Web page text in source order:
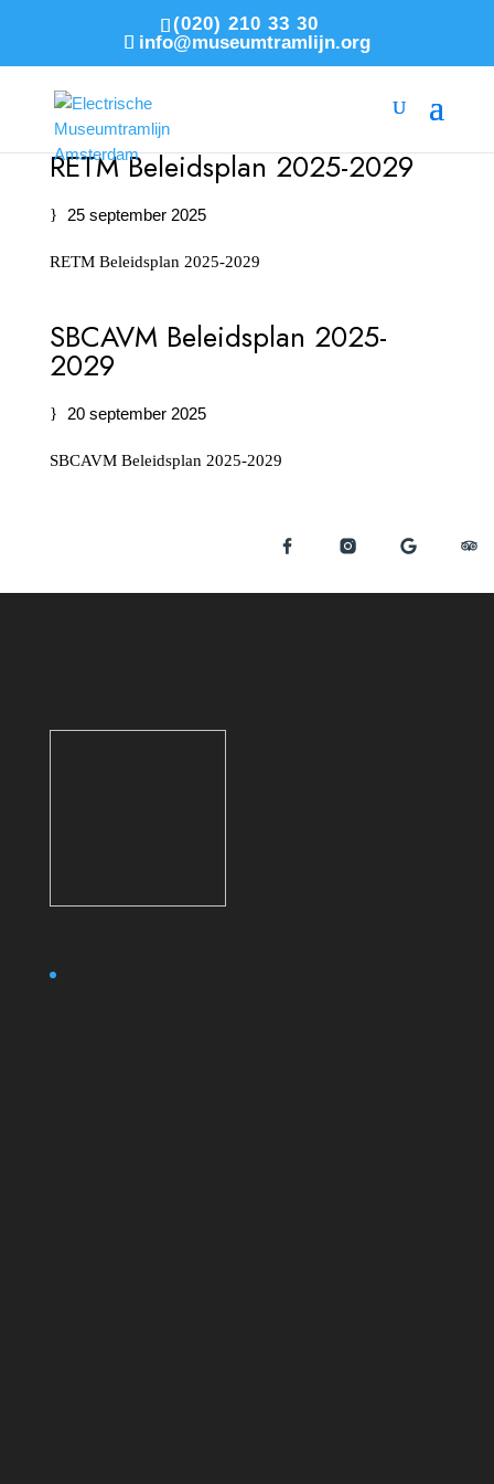
(020) 210 33 30
info@museumtramlijn.org
RETM Beleidsplan 2025-2029
25 september 2025
RETM Beleidsplan 2025-2029
SBCAVM Beleidsplan 2025-
2029
20 september 2025
SBCAVM Beleidsplan 2025-2029